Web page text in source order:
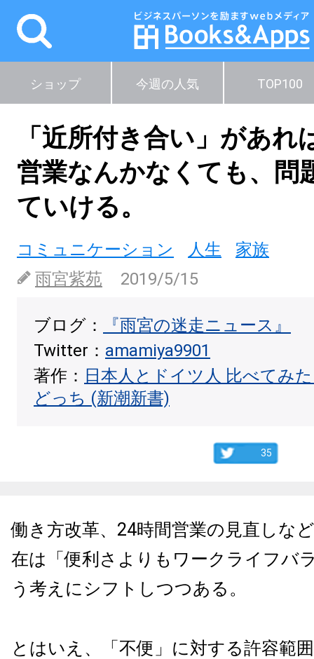
ショップ 今週の人気 TOP100
「近所付き合い」があれ
営業なんかなくても、問
ていける。
コミュニケーション 人生
家族
雨宮紫苑
2019/5/15
ブログ：
『雨宮の迷走ニュース』
Twitter： amamiya9901
著作： 日本人とドイツ人 比べてみ
どっち (新潮新書)
35
働き方改革、24時間営業の見直しな
在は「便利さよりもワークライフバ
う考えにシフトしつつある。
とはいえ、「不便」に対する許容範